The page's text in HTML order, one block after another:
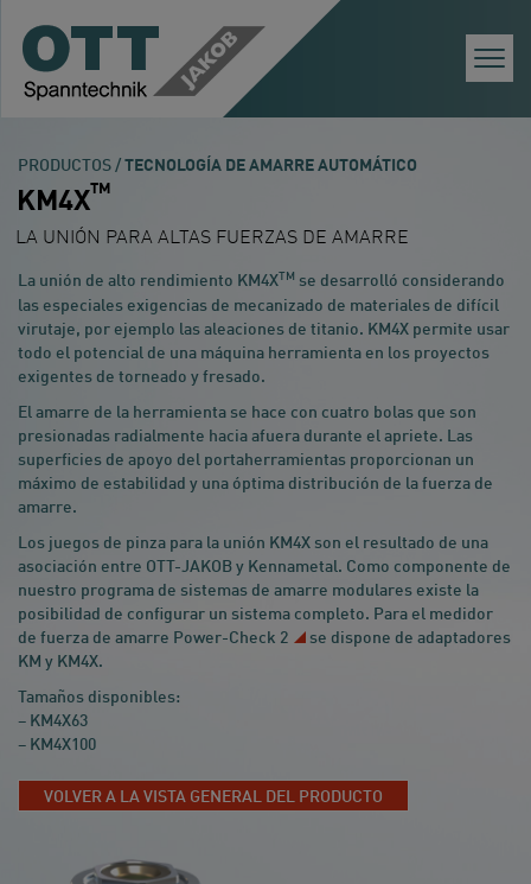
PRODUCTOS / TECNOLOGÍA DE AMARRE AUTOMÁTICO
KM4XTM
LA UNIÓN PARA ALTAS FUERZAS DE AMARRE
La unión de alto rendimiento KM4XTM se desarrolló considerando
las especiales exigencias de mecanizado de materiales de difícil
virutaje, por ejemplo las aleaciones de titanio. KM4X permite usar
todo el potencial de una máquina herramienta en los proyectos
exigentes de torneado y fresado.
El amarre de la herramienta se hace con cuatro bolas que son
presionadas radialmente hacia afuera durante el apriete. Las
superficies de apoyo del portaherramientas proporcionan un
máximo de estabilidad y una óptima distribución de la fuerza de
amarre.
Los juegos de pinza para la unión KM4X son el resultado de una
asociación entre OTT-JAKOB y Kennametal. Como componente de
nuestro programa de sistemas de amarre modulares existe la
posibilidad de configurar un sistema completo. Para el medidor
de fuerza de amarre Power-Check 2
se dispone de adaptadores
KM y KM4X.
Tamaños disponibles:
– KM4X63
– KM4X100
VOLVER A LA VISTA GENERAL DEL PRODUCTO